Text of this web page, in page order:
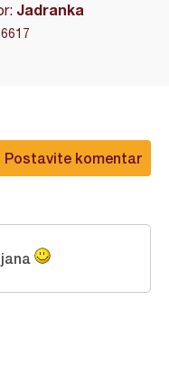
Jadranka
6617
Postavite komentar